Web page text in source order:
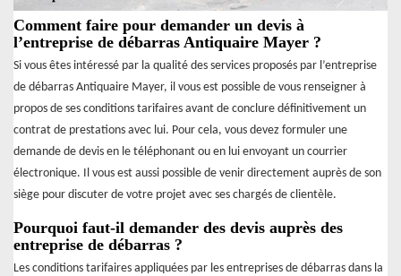
Comment faire pour demander un devis à
l’entreprise de débarras Antiquaire Mayer ?
Si vous êtes intéressé par la qualité des services proposés par l’entreprise
de débarras Antiquaire Mayer, il vous est possible de vous renseigner à
propos de ses conditions tarifaires avant de conclure définitivement un
contrat de prestations avec lui. Pour cela, vous devez formuler une
demande de devis en le téléphonant ou en lui envoyant un courrier
électronique. Il vous est aussi possible de venir directement auprès de son
siège pour discuter de votre projet avec ses chargés de clientèle.
Pourquoi faut-il demander des devis auprès des
entreprise de débarras ?
Les conditions tarifaires appliquées par les entreprises de débarras dans la